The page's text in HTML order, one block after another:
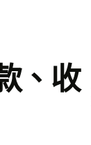
、收